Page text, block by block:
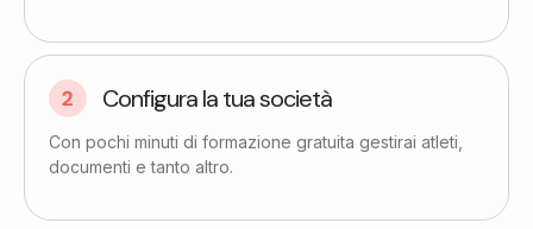
Configura la tua società
Con pochi minuti di formazione gratuita gestirai atleti,
documenti e tanto altro.